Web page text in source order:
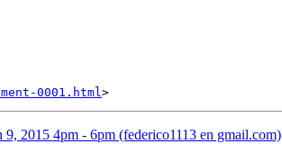
0001.html
2015 4pm - 6pm (federico1113 en gmail.com)